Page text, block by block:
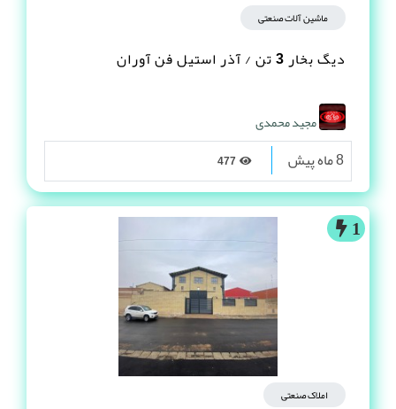
ماشین آلات صنعتی
دیگ بخار 3 تن / آذر استیل فن آوران
مجید محمدی
8 ماه پیش
1
املاک صنعتی